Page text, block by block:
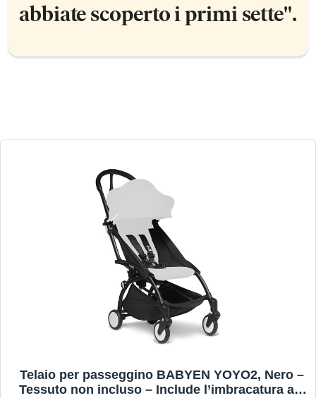
abbiate scoperto i primi sette".
Telaio per passeggino BABYEN YOYO2, Nero –
Tessuto non incluso – Include l’imbracatura a 5